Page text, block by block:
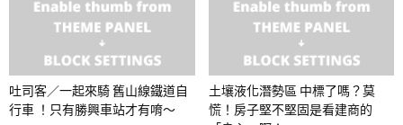
吐司客／一起來騎 舊山線鐵道自
行車 ！只有勝興車站才有唷～
土壤液化潛勢區 中標了嗎？莫
慌！房子堅不堅固是看建商的